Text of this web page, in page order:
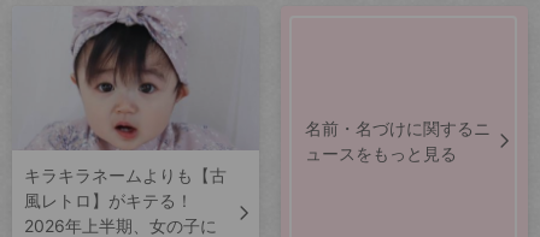
キラキラネームよりも【古
風レトロ】がキテる！
2026年上半期、女の子に
名前・名づけに関するニ
ュースをもっと見る